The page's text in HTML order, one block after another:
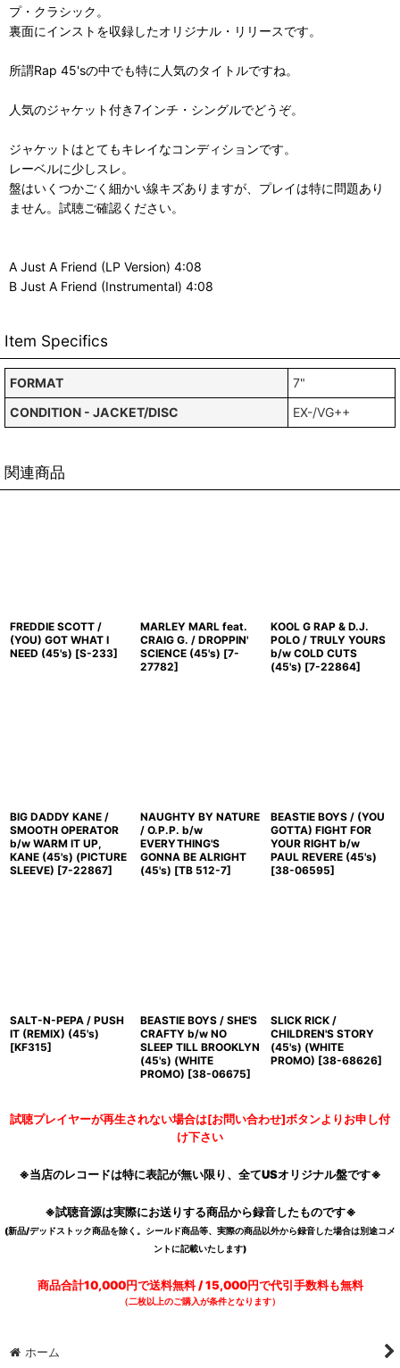
プ・クラシック。
裏面にインストを収録したオリジナル・リリースです。
所謂Rap 45'sの中でも特に人気のタイトルですね。
人気のジャケット付き7インチ・シングルでどうぞ。
ジャケットはとてもキレイなコンディションです。
レーベルに少しスレ。
盤はいくつかごく細かい線キズありますが、プレイは特に問題あり
ません。試聴ご確認ください。
A Just A Friend (LP Version) 4:08
B Just A Friend (Instrumental) 4:08
Item Specifics
FORMAT
7"
CONDITION - JACKET/DISC
EX-/VG++
関連商品
FREDDIE SCOTT /
(YOU) GOT WHAT I
NEED (45's) [S-233]
MARLEY MARL feat.
CRAIG G. / DROPPIN'
SCIENCE (45's) [7-
27782]
KOOL G RAP & D.J.
POLO / TRULY YOURS
b/w COLD CUTS
(45's) [7-22864]
BIG DADDY KANE /
SMOOTH OPERATOR
b/w WARM IT UP,
KANE (45's) (PICTURE
SLEEVE) [7-22867]
NAUGHTY BY NATURE
/ O.P.P. b/w
EVERYTHING'S
GONNA BE ALRIGHT
(45's) [TB 512-7]
BEASTIE BOYS / (YOU
GOTTA) FIGHT FOR
YOUR RIGHT b/w
PAUL REVERE (45's)
[38-06595]
SALT-N-PEPA / PUSH
IT (REMIX) (45's)
[KF315]
BEASTIE BOYS / SHE'S
CRAFTY b/w NO
SLEEP TILL BROOKLYN
(45's) (WHITE
PROMO) [38-06675]
SLICK RICK /
CHILDREN'S STORY
(45's) (WHITE
PROMO) [38-68626]
試聴プレイヤーが再生されない場合は[お問い合わせ]ボタンよりお申し付
け下さい
※当店のレコードは特に表記が無い限り、全てUSオリジナル盤です※
※試聴音源は実際にお送りする商品から録音したものです※
(新品/デッドストック商品を除く。シールド商品等、実際の商品以外から録音した場合は別途コメ
ントに記載いたします)
商品合計10,000円で送料無料 / 15,000円で代引手数料も無料
（二枚以上のご購入が条件となります）
ホーム